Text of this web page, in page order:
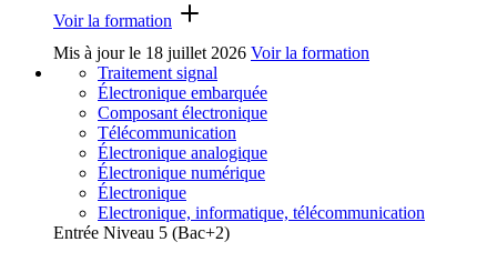
Voir la formation
Mis à jour le 18 juillet 2026 Voir la formation
Traitement signal
Électronique embarquée
Composant électronique
Télécommunication
Électronique analogique
Électronique numérique
Électronique
Electronique, informatique, télécommunication
Entrée Niveau 5 (Bac+2)